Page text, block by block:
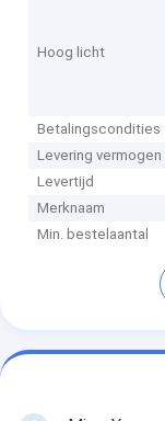
Hoog licht
Betalingscondities
Levering vermogen
Levertijd
Merknaam
Min. bestelaantal